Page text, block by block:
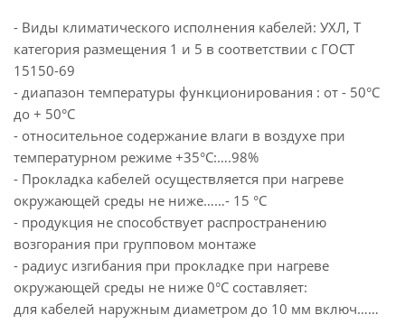
- Виды климатического исполнения кабелей: УХЛ, Т
категория размещения 1 и 5 в соответствии с ГОСТ
15150-69
- диапазон температуры функционирования : от - 50°С
до + 50°С
- относительное содержание влаги в воздухе при
температурном режиме +35°С:….98%
- Прокладка кабелей осуществляется при нагреве
окружающей среды не ниже……- 15 °С
- продукция не способствует распространению
возгорания при групповом монтаже
- радиус изгибания при прокладке при нагреве
окружающей среды не ниже 0°С составляет:
для кабелей наружным диаметром до 10 мм включ……